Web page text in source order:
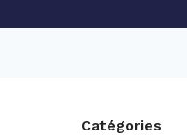
Catégories